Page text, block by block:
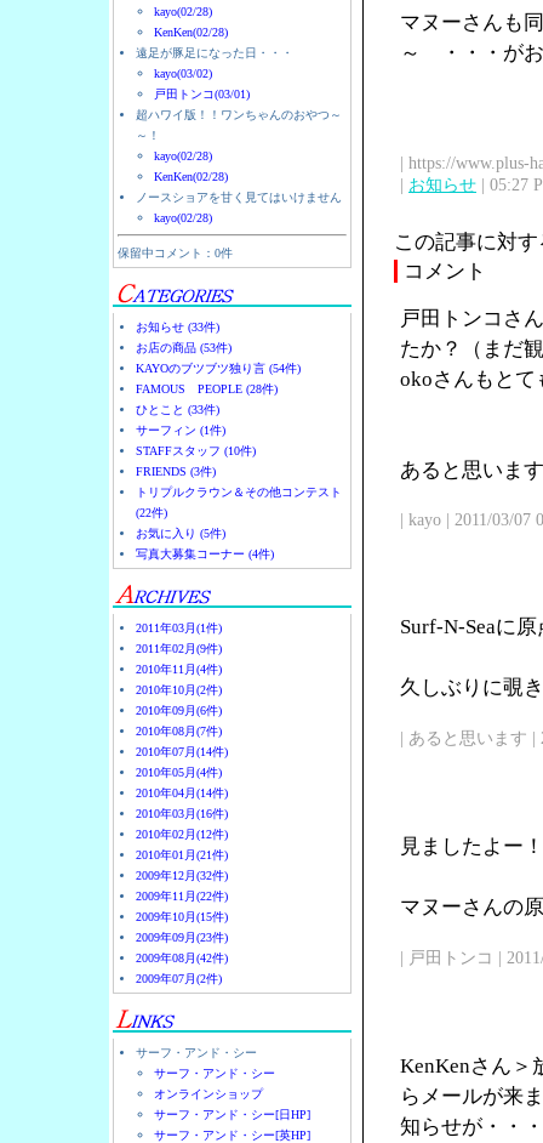
kayo(02/28)
KenKen(02/28)
遠足が豚足になった日・・・
kayo(03/02)
戸田トンコ(03/01)
超ハワイ版！！ワンちゃんのおやつ～
～！
kayo(02/28)
KenKen(02/28)
ノースショアを甘く見てはいけません
kayo(02/28)
保留中コメント：0件
お知らせ (33件)
お店の商品 (53件)
KAYOのブツブツ独り言 (54件)
FAMOUS PEOPLE (28件)
ひとこと (33件)
サーフィン (1件)
STAFFスタッフ (10件)
FRIENDS (3件)
トリプルクラウン＆その他コンテスト
(22件)
お気に入り (5件)
写真大募集コーナー (4件)
2011年03月(1件)
2011年02月(9件)
2010年11月(4件)
2010年10月(2件)
2010年09月(6件)
2010年08月(7件)
2010年07月(14件)
2010年05月(4件)
2010年04月(14件)
2010年03月(16件)
2010年02月(12件)
2010年01月(21件)
2009年12月(32件)
2009年11月(22件)
2009年10月(15件)
2009年09月(23件)
2009年08月(42件)
2009年07月(2件)
サーフ・アンド・シー
サーフ・アンド・シー
オンラインショップ
サーフ・アンド・シー[日HP]
サーフ・アンド・シー[英HP]
マヌーさんも
～ ・・・がお
| https://www.plus-
| お知らせ | 05:27
この記事に対
コメント
戸田トンコさ
たか？（まだ
okoさんもとて
あると思いま
| kayo | 2011/03/07
Surf-N-Seaに
久しぶりに覗
| あると思います |
見ましたよー！
マヌーさんの
| 戸田トンコ |
KenKenさん＞
らメールが来
知らせが・・・